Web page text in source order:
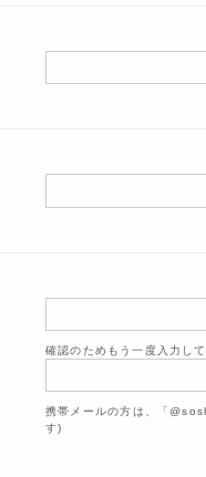
確認のためもう一度入力し
携帯メールの方は、「
す)